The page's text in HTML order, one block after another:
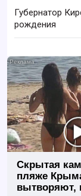
Губернатор
рождения
Скрытая
пляже
вытворяют,